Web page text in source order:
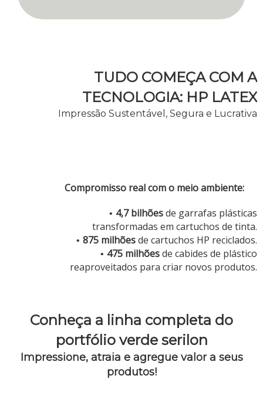
TUDO COMEÇA COM A
TECNOLOGIA: HP LATEX
Impressão Sustentável, Segura e Lucrativa
Compromisso real com o meio ambiente:
4,7 bilhõesde garrafas plásticas
transformadas em cartuchos de tinta.
875 milhõesde cartuchos HP reciclados.
475 milhõesde cabides de plástico
reaproveitados para criar novos produtos.
Conheça a linha completa do
portfólio verde serilon
Impressione, atraia e agregue valor a seus
produtos!